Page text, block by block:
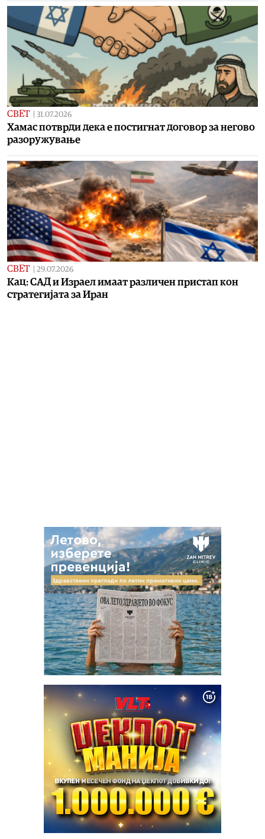
СВЕТ | 31.07.2026
Хамас потврди дека е постигнат договор за негово
разоружување
СВЕТ | 29.07.2026
Кац: САД и Израел имаат различен пристап кон
стратегијата за Иран